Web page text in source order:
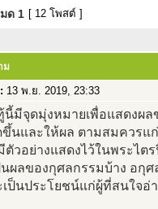
ด 1 [ 12 โพสต์ ]
ม
13 พ.ย. 2019, 23:33
นี้มีจุดมุ่งหมายเพื่อแสดงผล
ขึ้นและให้ผล ตามสมควรแ
ตัวอย่างแสดงไว้ในพระไต
นผลของกุศลกรรมบ้าง อกุศ
เป็นประโยชน์แก่ผู้ที่สนใจ